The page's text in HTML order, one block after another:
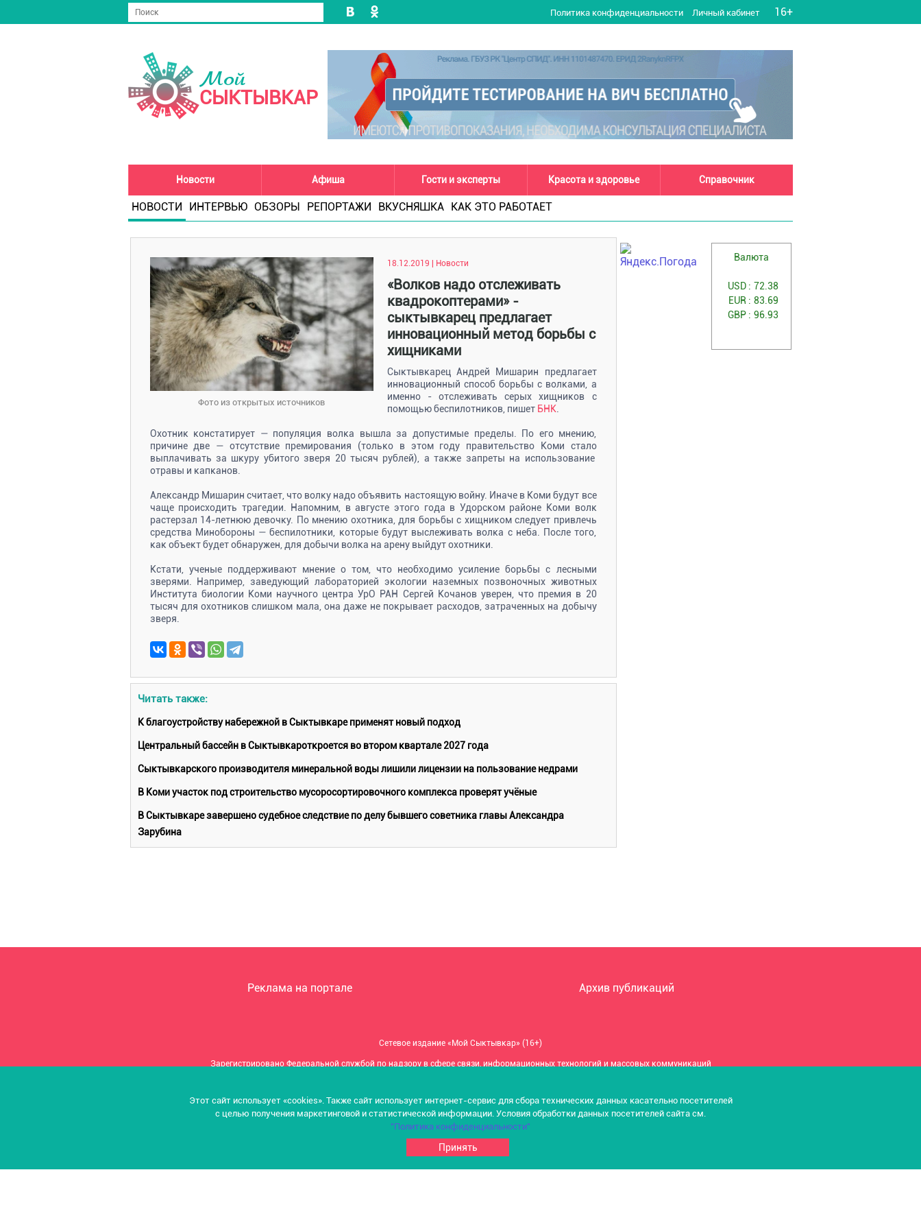
Этот сайт использует «cookies». Также сайт использует интернет-сервис для сбора технических данных касательно посетителей
с целью получения маркетинговой и статистической информации. Условия обработки данных посетителей сайта см.
"Политика конфиденциальности"
Принять
Политика конфиденциальности Личный кабинет 16+
Мой
СЫКТЫВКАР
Новости Афиша Гости и эксперты Красота и здоровье Справочник
НОВОСТИ ИНТЕРВЬЮ ОБЗОРЫ РЕПОРТАЖИ ВКУСНЯШКА КАК ЭТО РАБОТАЕТ
Фото из открытых источников
18.12.2019 | Новости
«Волков надо отслеживать
квадрокоптерами» -
сыктывкарец предлагает
инновационный метод борьбы с
хищниками
Сыктывкарец Андрей Мишарин предлагает
инновационный способ борьбы с волками, а
именно - отслеживать серых хищников с
помощью беспилотников, пишет БНК.
Охотник констатирует — популяция волка вышла за допустимые пределы. По его мнению,
причине две — отсутствие премирования (только в этом году правительство Коми стало
выплачивать за шкуру убитого зверя 20 тысяч рублей), а также запреты на использование
отравы и капканов.
Александр Мишарин считает, что волку надо объявить настоящую войну. Иначе в Коми будут все
чаще происходить трагедии. Напомним, в августе этого года в Удорском районе Коми волк
растерзал 14-летнюю девочку. По мнению охотника, для борьбы с хищником следует привлечь
средства Минобороны — беспилотники, которые будут выслеживать волка с неба. После того,
как объект будет обнаружен, для добычи волка на арену выйдут охотники.
Кстати, ученые поддерживают мнение о том, что необходимо усиление борьбы с лесными
зверями. Например, заведующий лабораторией экологии наземных позвоночных животных
Института биологии Коми научного центра УрО РАН Сергей Кочанов уверен, что премия в 20
тысяч для охотников слишком мала, она даже не покрывает расходов, затраченных на добычу
зверя.
Читать также:
К благоустройству набережной в Сыктывкаре применят новый подход
Центральный бассейн в Сыктывкароткроется во втором квартале 2027 года
Сыктывкарского производителя минеральной воды лишили лицензии на пользование недрами
В Коми участок под строительство мусоросортировочного комплекса проверят учёные
В Сыктывкаре завершено судебное следствие по делу бывшего советника главы Александра
Зарубина
Валюта
USD : 72.38
EUR : 83.69
GBP : 96.93
Реклама на портале Архив публикаций
Сетевое издание «Мой Сыктывкар» (16+)
Зарегистрировано Федеральной службой по надзору в сфере связи, информационных технологий и массовых коммуникаций
Учредитель: Индивидуальный предприниматель Васильева Ольга Анатольевна (ОГРНИП 319112100019625)
Главный редактор: Васильева Ольга Анатольевна
Электронная почта редакции: moysyktyvkar@mail.ru